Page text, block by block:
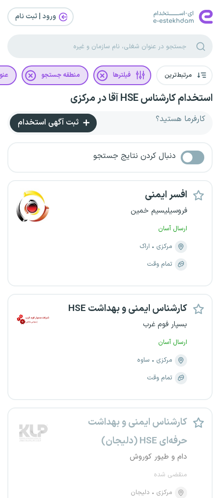
ورود | ثبت‌ نام
مرتبط‌ترین فیلترها منطقه جستجو
استخدام کارشناس HSE آقا در مرکزی
کارفرما هستید؟ ثبت آگهی استخدام
دنبال کردن نتایج جستجو
افسر ایمنی
فروسیلیسیم خمین
ارسال آسان
مرکزی
اراک
تمام وقت
کارشناس ایمنی و بهداشت HSE
بسپار فوم غرب
ارسال آسان
مرکزی
ساوه
تمام وقت
کارشناس ایمنی و بهداشت
حرفه‌ای HSE (دلیجان)
دام و طیور کوروش
منقضی شده
مرکزی
دلیجان